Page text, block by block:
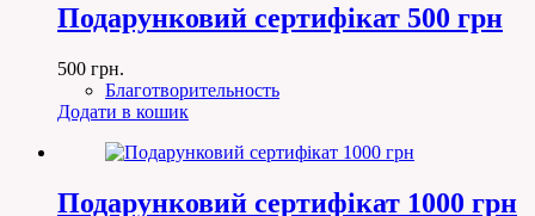
Подарунковий сертифікат 500 грн
500 грн.
Благотворительность
Додати в кошик
Подарунковий сертифікат 1000 грн